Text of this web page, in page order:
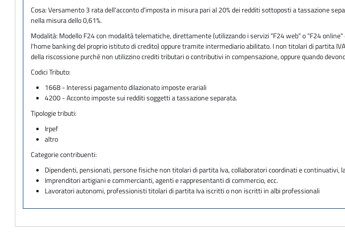
Cosa:Versamento 3 rata dell'acconto d'imposta in misura pari al 20% dei redditi sottoposti a tassazione
nella misura dello 0,61%.
Modalità: Modello F24 con modalità telematiche, direttamente (utilizzando i servizi "F24 web" o "F24
l'home banking del proprio istituto di credito) oppure tramite intermediario abilitato. I non titolari di partita
della riscossione purché non utilizzino crediti tributari o contributivi in compensazione, oppure quando
Codici Tributo:
1668 - Interessi pagamento dilazionato imposte erariali
4200 - Acconto imposte sui redditi soggetti a tassazione separata.
Tipologie tributi:
Irpef
altro
Categorie contribuenti:
Dipendenti, pensionati, persone fisiche non titolari di partita Iva, collaboratori coordinati e continuativi,
Imprenditori artigiani e commercianti, agenti e rappresentanti di commercio, ecc.
Lavoratori autonomi, professionisti titolari di partita Iva iscritti o non iscritti in albi professionali